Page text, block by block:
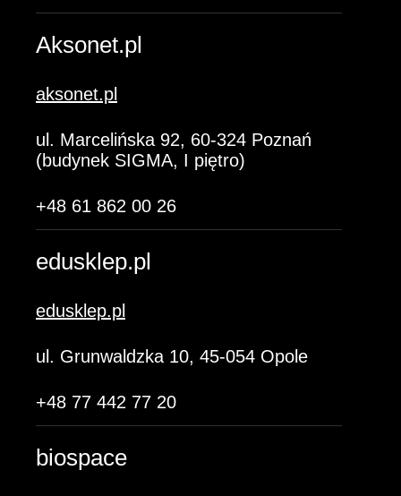
Aksonet.pl
aksonet.pl
ul. Marcelińska 92, 60-324 Poznań
(budynek SIGMA, I piętro)
+48 61 862 00 26
edusklep.pl
edusklep.pl
ul. Grunwaldzka 10, 45-054 Opole
+48 77 442 77 20
biospace